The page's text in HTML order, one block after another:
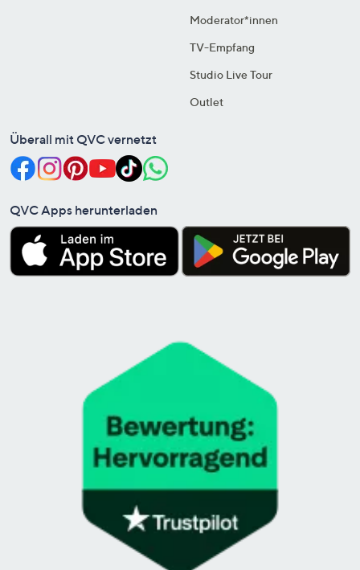
Moderator*innen
TV-Empfang
Studio Live Tour
Outlet
Überall mit QVC vernetzt
QVC Apps herunterladen